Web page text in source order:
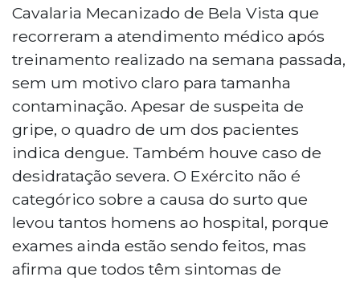
Cavalaria Mecanizado de Bela Vista que
recorreram a atendimento médico após
treinamento realizado na semana passada,
sem um motivo claro para tamanha
contaminação. Apesar de suspeita de
gripe, o quadro de um dos pacientes
indica dengue. Também houve caso de
desidratação severa. O Exército não é
categórico sobre a causa do surto que
levou tantos homens ao hospital, porque
exames ainda estão sendo feitos, mas
afirma que todos têm sintomas de